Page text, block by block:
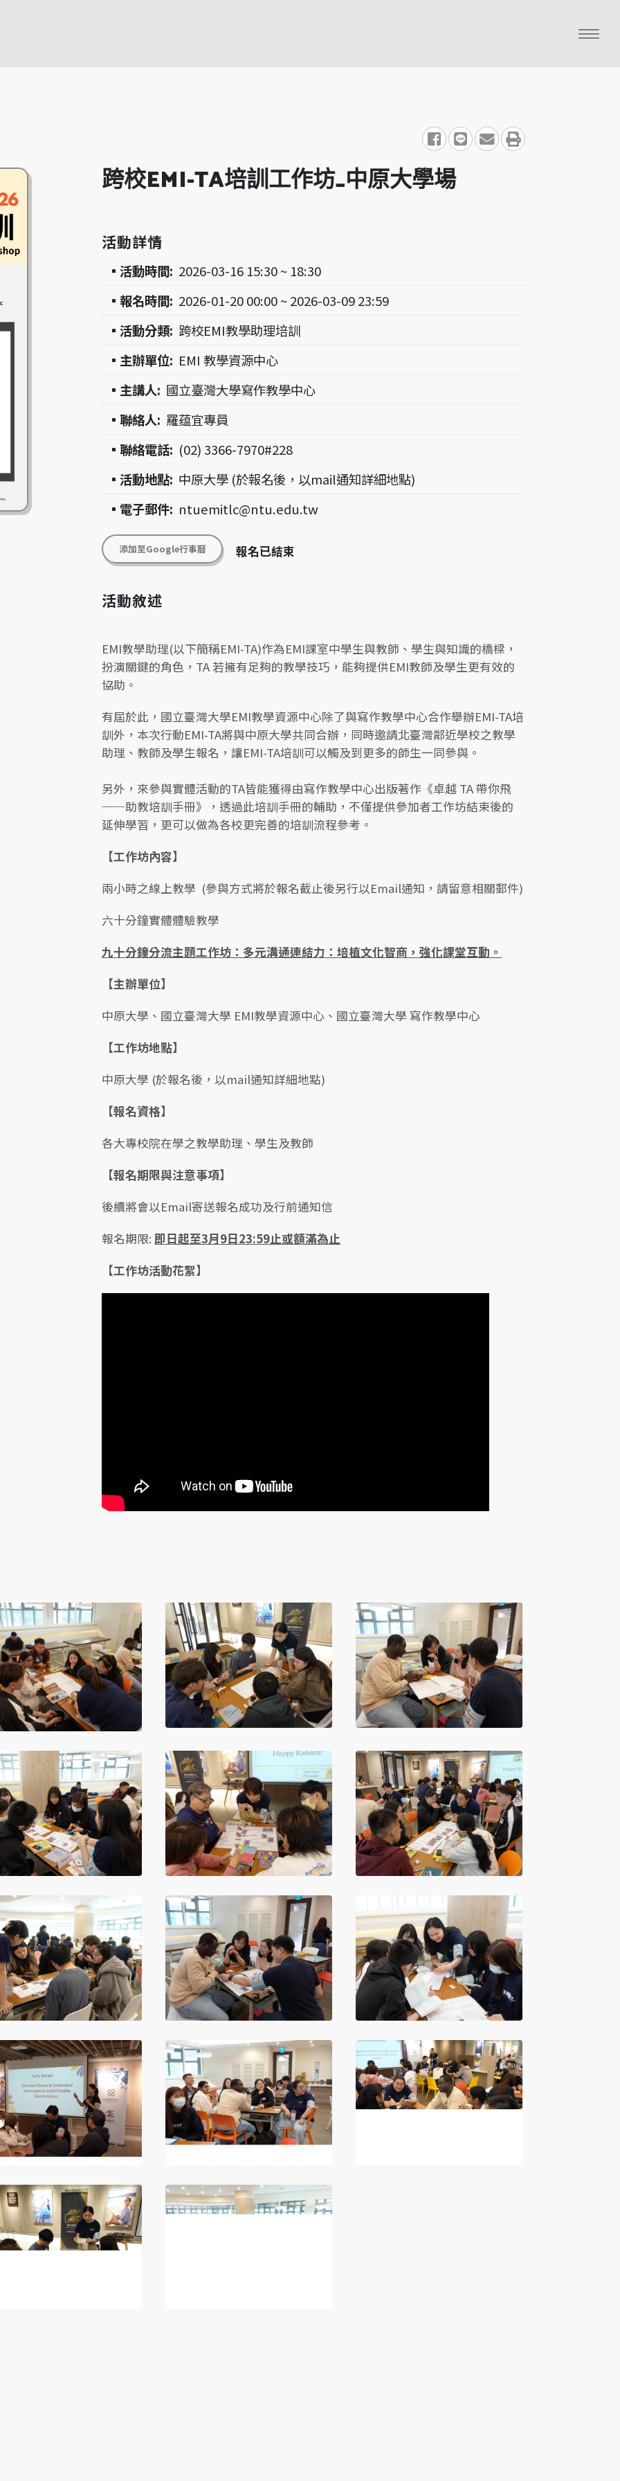
share to facebook
share to line
share to email
print
跨校EMI-TA培訓工作坊_中原大學場
活動詳情
▪活動時間: 2026-03-16 15:30 ~ 18:30
▪報名時間: 2026-01-20 00:00 ~ 2026-03-09 23:59
▪活動分類: 跨校EMI教學助理培訓
▪主辦單位: EMI 教學資源中心
▪主講人: 國立臺灣大學寫作教學中心
▪聯絡人: 羅蕴宜專員
▪聯絡電話: (02) 3366-7970#228
▪活動地點: 中原大學 (於報名後，以mail通知詳細地點)
▪電子郵件: ntuemitlc@ntu.edu.tw
添加至Google行事曆 報名已結束
活動敘述
EMI教學助理(以下簡稱EMI-TA)作為EMI課室中學生與教師、學生與知識的橋樑，
扮演關鍵的角色，TA 若擁有足夠的教學技巧，能夠提供EMI教師及學生更有效的
協助。
有屆於此，國立臺灣大學EMI教學資源中心除了與寫作教學中心合作舉辦EMI-TA培
訓外，本次行動EMI-TA將與中原大學共同合辦，同時邀請北臺灣鄰近學校之教學
助理、教師及學生報名，讓EMI-TA培訓可以觸及到更多的師生一同參與。
另外，來參與實體活動的TA皆能獲得由寫作教學中心出版著作《卓越 TA 帶你飛
──助教培訓手冊》，透過此培訓手冊的輔助，不僅提供參加者工作坊結束後的
延伸學習，更可以做為各校更完善的培訓流程參考。
【工作坊內容】
兩小時之線上教學 (參與方式將於報名截止後另行以Email通知，請留意相關郵件)
六十分鐘實體體驗教學
九十分鐘分流主題工作坊：多元溝通連結力：培植文化智商，強化課堂互動。
【主辦單位】
中原大學、國立臺灣大學 EMI教學資源中心、國立臺灣大學 寫作教學中心
【工作坊地點】
中原大學 (於報名後，以mail通知詳細地點)
【報名資格】
各大專校院在學之教學助理、學生及教師
【報名期限與注意事項】
後續將會以Email寄送報名成功及行前通知信
報名期限:即日起至3月9日23:59止或額滿為止
【工作坊活動花絮】